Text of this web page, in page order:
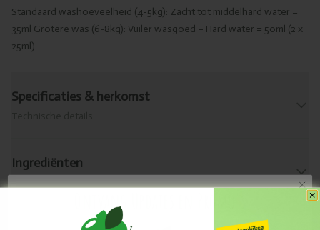
Standaard washoeveelheid (4-5kg): Zacht tot middelhard water =
35ml Grotere was (6-8kg): Vuiler wasgoed – Hard water = 50ml (2 x
25ml)
Specificaties & herkomst
Ingrediënten
Bekijk de ingrediënten van dit product.
Ontvang Updates en Promo's